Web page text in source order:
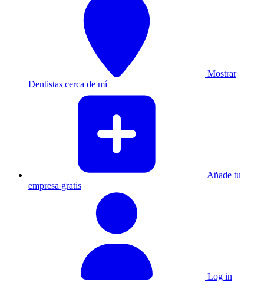
Mostrar
Dentistas cerca de mí
Añade tu
empresa gratis
Log in